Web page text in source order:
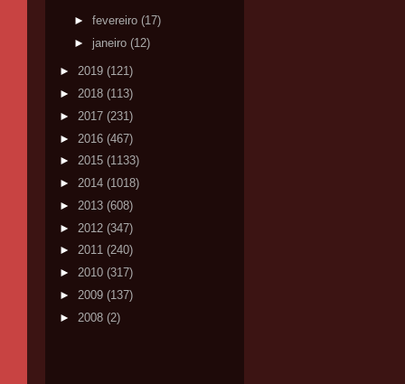
► fevereiro (17)
► janeiro (12)
► 2019 (121)
► 2018 (113)
► 2017 (231)
► 2016 (467)
► 2015 (1133)
► 2014 (1018)
► 2013 (608)
► 2012 (347)
► 2011 (240)
► 2010 (317)
► 2009 (137)
► 2008 (2)